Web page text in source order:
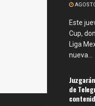
Este
Cup,
Liga
nueva...
de